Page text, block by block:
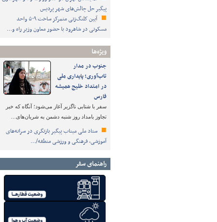
پیگیر حل چالش‌های شهر پردیس
آیین کلنگ‌زنی متمرکز ساخت ۵۰۹ واحد
مسکونی در شاهرود با حضور معاون وزیر راه و…
ویژه‌ها
جنوب در مدار
تاب‌آوری؛ پایداری ملی
در امتداد خلیج همیشه
فارس
سفر با شتابی ناگزیر آغاز می‌شود؛ آنگاه که خبر
تجاوز بامداد روز شنبه دشمن به شریان‌های…
ستاد ملی میناب پیگیر بازنگری در سرانه‌های
آموزشی، فرهنگی و ورزشی منطقه/…
راهنمای سفر